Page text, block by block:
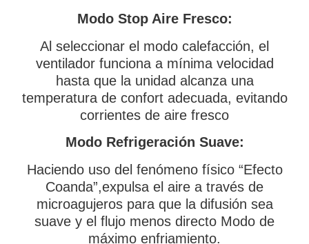
Modo Stop Aire Fresco:
Al seleccionar el modo calefacción, el
ventilador funciona a mínima velocidad
hasta que la unidad alcanza una
temperatura de confort adecuada, evitando
corrientes de aire fresco
Modo Refrigeración Suave:
Haciendo uso del fenómeno físico “Efecto
Coanda”,expulsa el aire a través de
microagujeros para que la difusión sea
suave y el flujo menos directo Modo de
máximo enfriamiento.